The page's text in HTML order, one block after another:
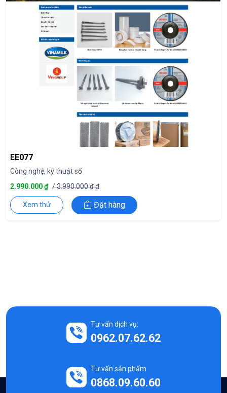
EE077
Công nghệ, kỹ thuật số
2.990.000 ₫ / 3.990.000 đ đ
Xem thử Đặt hàng
Tư vấn dịch vụ:
0962.07.62.62
Tư vấn sản phẩm
0868.09.60.60